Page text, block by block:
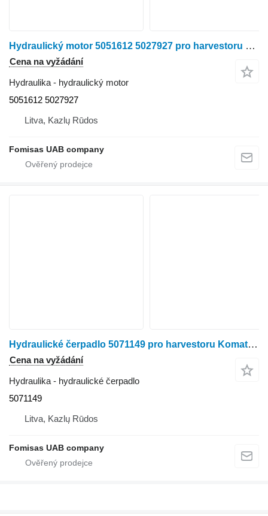
Hydraulický motor 5051612 5027927 pro harvestoru Komatsu 911.3
Cena na vyžádání
Hydraulika - hydraulický motor
5051612 5027927
Litva, Kazlų Rūdos
Fomisas UAB company
Hydraulické čerpadlo 5071149 pro harvestoru Komatsu 911.3
Cena na vyžádání
Hydraulika - hydraulické čerpadlo
5071149
Litva, Kazlų Rūdos
Fomisas UAB company